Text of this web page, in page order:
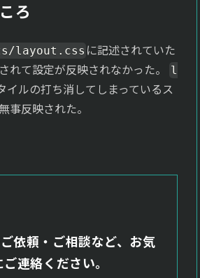
ろ
layout.css に記述されていた
れて設定が反映されなかった。
l
イルの打ち消してしまっているス
事反映された。
依頼・ご相談など、お気
連絡ください。